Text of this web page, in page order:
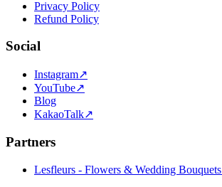
Privacy Policy
Refund Policy
Social
Instagram↗
YouTube↗
Blog
KakaoTalk↗
Partners
Lesfleurs - Flowers & Wedding Bouquets